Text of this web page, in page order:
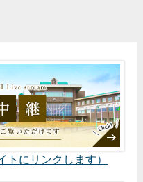
トにリンクします）